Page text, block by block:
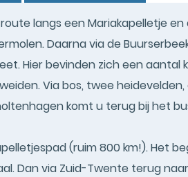
langs een Mariakapelletje en
Daarna via de
Hier bevinden zich een aantal
Via bos, twee heidevelden,
komt u terug bij het
(ruim 800 km!). Het
Dan via Zuid-Twente terug